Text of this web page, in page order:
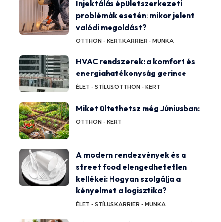
Injektálás épületszerkezeti
problémák esetén: mikor jelent
valódi megoldást?
OTTHON - KERTKARRIER - MUNKA
HVAC rendszerek: a komfort és
energiahatékonyság gerince
ÉLET - STÍLUSOTTHON - KERT
Miket ültethetsz még Júniusban:
OTTHON - KERT
A modern rendezvények és a
street food elengedhetetlen
kellékei: Hogyan szolgálja a
kényelmet a logisztika?
ÉLET - STÍLUSKARRIER - MUNKA